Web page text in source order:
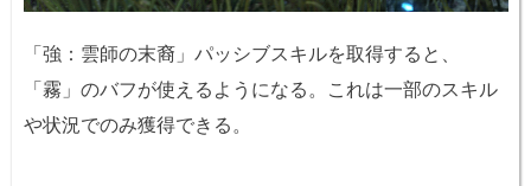
「強：雲師の末裔」パッシブスキルを取得すると、
「霧」のバフが使えるようになる。これは一部のスキル
や状況でのみ獲得できる。